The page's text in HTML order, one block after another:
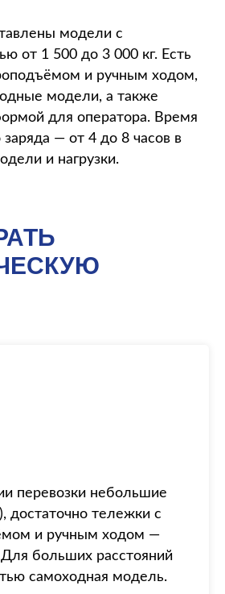
модели с
от 1 500 до 3 000 кг. Есть
и ручным ходом,
модели, а также
для оператора. Время
— от 4 до 8 часов в
и нагрузки.
перевозки небольшие
достаточно тележки с
и ручным ходом —
больших расстояний
самоходная модель.